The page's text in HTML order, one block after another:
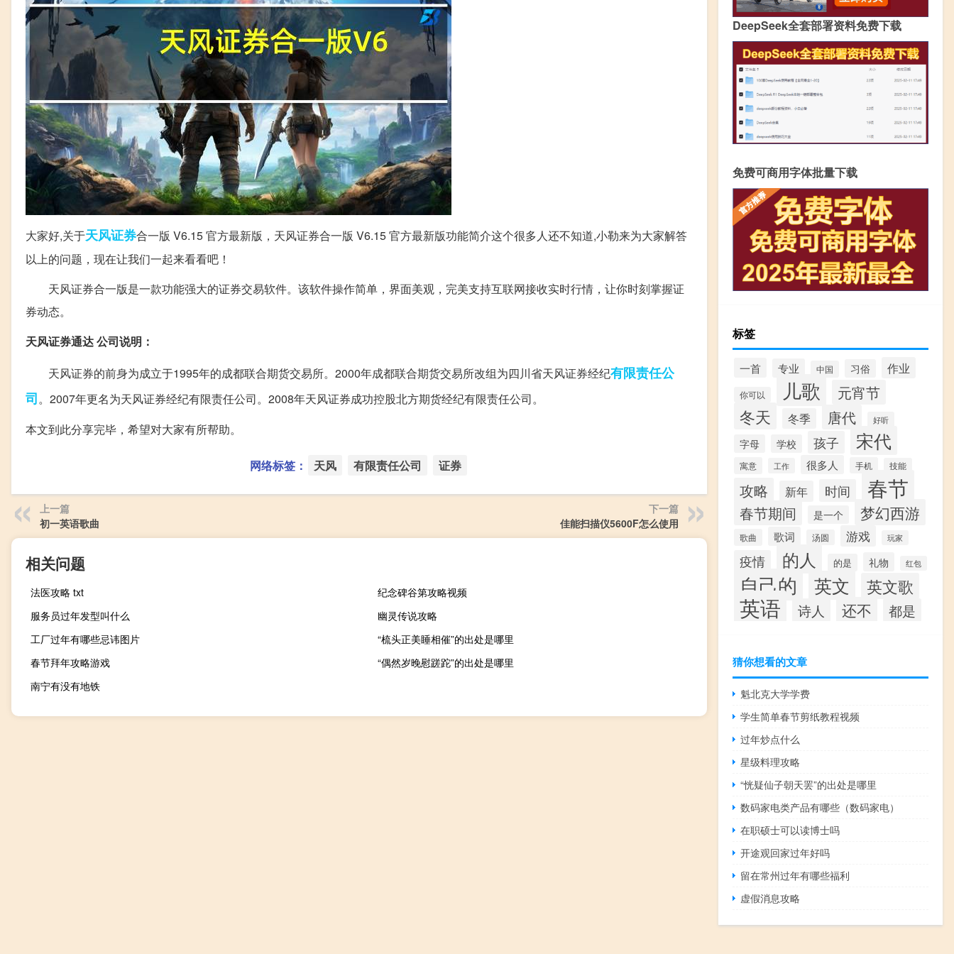
大家好,关于天风证券合一版 V6.15 官方最新版，天风证券合一版 V6.15 官方最新版功能简介这个很多人还不知道,小勒来为大家解答
以上的问题，现在让我们一起来看看吧！
天风证券合一版是一款功能强大的证券交易软件。该软件操作简单，界面美观，完美支持互联网接收实时行情，让你时刻掌握证
券动态。
天风证券通达 公司说明：
天风证券的前身为成立于1995年的成都联合期货交易所。2000年成都联合期货交易所改组为四川省天风证券经纪有限责任公
司。2007年更名为天风证券经纪有限责任公司。2008年天风证券成功控股北方期货经纪有限责任公司。
本文到此分享完毕，希望对大家有所帮助。
网络标签： 天风 有限责任公司 证券
上一篇
初一英语歌曲
下一篇
佳能扫描仪5600F怎么使用
相关问题
法医攻略 txt
纪念碑谷第攻略视频
服务员过年发型叫什么
幽灵传说攻略
工厂过年有哪些忌讳图片
“梳头正美睡相催”的出处是哪里
春节拜年攻略游戏
“偶然岁晚慰蹉跎”的出处是哪里
南宁有没有地铁
DeepSeek全套部署资料免费下载
免费可商用字体批量下载
标签
一首 专业 中国 习俗 作业
你可以 儿歌 元宵节
冬天 冬季 唐代 好听
字母 学校 孩子 宋代
寓意 工作 很多人 手机 技能
攻略 新年 时间 春节
春节期间 是一个 梦幻西游
歌曲 歌词 汤圆 游戏 玩家
疫情 的人 的是 礼物 红包
自己的 英文 英文歌
英语 诗人 还不 都是
猜你想看的文章
魁北克大学学费
学生简单春节剪纸教程视频
过年炒点什么
星级料理攻略
“恍疑仙子朝天罢”的出处是哪里
数码家电类产品有哪些（数码家电）
在职硕士可以读博士吗
开途观回家过年好吗
留在常州过年有哪些福利
虚假消息攻略